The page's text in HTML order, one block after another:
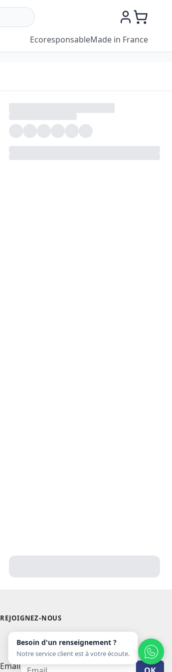
EcoresponsableMade in France
REJOIGNEZ-NOUS
Email
Besoin d'un renseignement ?
Notre service client est à votre écoute.